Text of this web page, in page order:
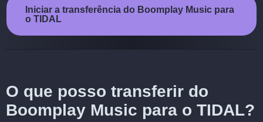
Iniciar a transferência do Boomplay Music para
o TIDAL
O que posso transferir do
Boomplay Music para o TIDAL?